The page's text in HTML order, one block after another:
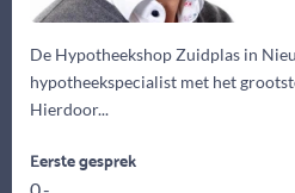
De Hypotheekshop Zuidplas in
hypotheekspecialist met het
Hierdoor...
Eerste gesprek
0,-